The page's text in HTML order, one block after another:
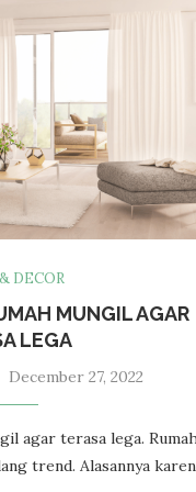
DECOR
MUNGIL AGAR
LEGA
December 27, 2022
agar terasa lega.
trend. Alasannya